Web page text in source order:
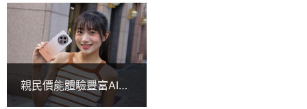
OPPO Reno12 F 5G (12GB/256GB) 運行 ColorOS
14.0.1 操作介面，搭載聯發科天璣 6300 處理器，內
建 12GB RAM / 256GB ROM，支援 5G + 5G 雙卡雙
待，還可透過 microSD 記憶卡最高擴充至 2TB 儲存
空間。連線部分，具備 Wi-Fi 5、藍牙 5.3、NFC 等功
圖形處
理器
Mali-G57 MC2
RAM記
憶體
12 GB
親民價能體驗豐富AI功
能 OPPO Reno12 F